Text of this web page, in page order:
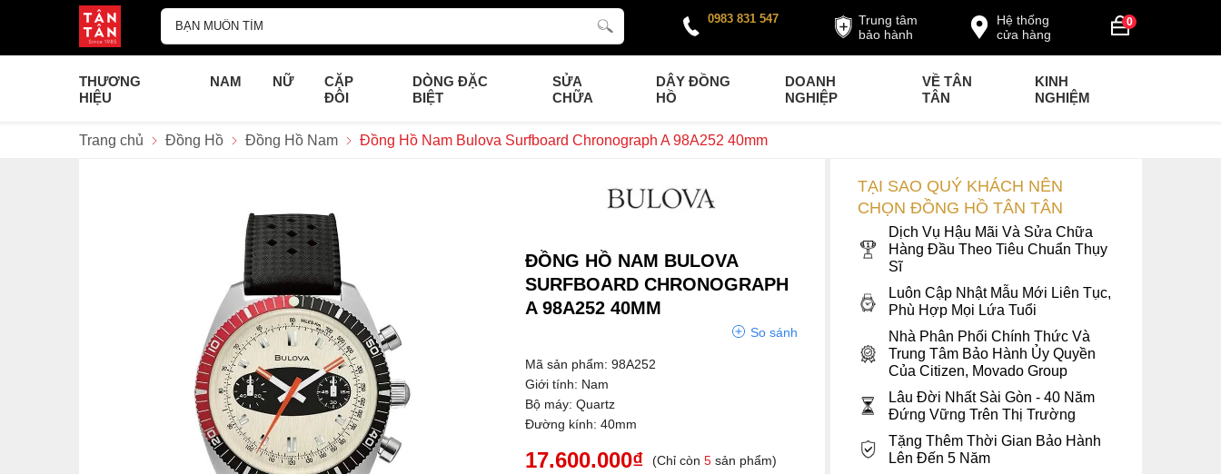
0
Hệ thống
cửa hàng
Trung tâm
bảo hành
0983 831 547
THƯƠNG
HIỆU
NAM NỮ
CẶP
ĐÔI
DÒNG ĐẶC
BIỆT
SỬA
CHỮA
DÂY ĐỒNG
HỒ
DOANH
NGHIỆP
VỀ TÂN
TÂN
KINH
NGHIỆM
Trang chủ Đồng Hồ Đồng Hồ Nam Đồng Hồ Nam Bulova Surfboard Chronograph A 98A252 40mm
ĐỒNG HỒ NAM BULOVA
SURFBOARD CHRONOGRAPH
A 98A252 40MM
So sánh
Mã sản phẩm: 98A252
Giới tính: Nam
Bộ máy: Quartz
Đường kính: 40mm
17.600.000₫ (Chỉ còn5 sản phẩm)
TẠI SAO QUÝ KHÁCH NÊN
CHỌN ĐỒNG HỒ TÂN TÂN
Dịch Vụ Hậu Mãi Và Sửa Chữa
Hàng Đầu Theo Tiêu Chuẩn Thụy
Sĩ
Luôn Cập Nhật Mẫu Mới Liên Tục,
Phù Hợp Mọi Lứa Tuổi
Nhà Phân Phối Chính Thức Và
Trung Tâm Bảo Hành Ủy Quyền
Của Citizen, Movado Group
Lâu Đời Nhất Sài Gòn - 40 Năm
Đứng Vững Trên Thị Trường
Tặng Thêm Thời Gian Bảo Hành
Lên Đến 5 Năm